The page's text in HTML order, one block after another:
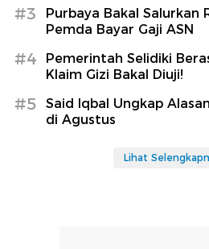
#3
Purbaya Bakal Salurkan
Pemda Bayar Gaji ASN
#4
Pemerintah Selidiki
Klaim Gizi Bakal Diuji!
#5
Said Iqbal Ungkap
di Agustus
Lihat